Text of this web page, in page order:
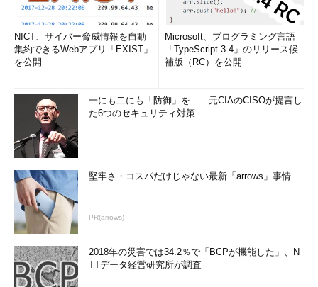
NICT、サイバー脅威情報を自動
集約できるWebアプリ「EXIST」
を公開
Microsoft、プログラミング言語
「TypeScript 3.4」のリリース候
補版（RC）を公開
一にも二にも「防御」を――元CIAのCISOが提言し
た6つのセキュリティ対策
堅牢さ・コスパだけじゃない最新「arrows」事情
PR(arrows)
2018年の災害では34.2％で「BCPが機能した」、N
TTデータ経営研究所が調査